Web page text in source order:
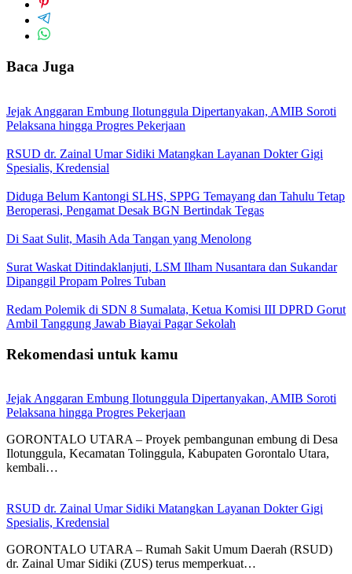
Baca Juga
Jejak Anggaran Embung Ilotunggula Dipertanyakan, AMIB Soroti
Pelaksana hingga Progres Pekerjaan
RSUD dr. Zainal Umar Sidiki Matangkan Layanan Dokter Gigi
Spesialis, Kredensial
Diduga Belum Kantongi SLHS, SPPG Temayang dan Tahulu Tetap
Beroperasi, Pengamat Desak BGN Bertindak Tegas
Di Saat Sulit, Masih Ada Tangan yang Menolong
Surat Waskat Ditindaklanjuti, LSM Ilham Nusantara dan Sukandar
Dipanggil Propam Polres Tuban
Redam Polemik di SDN 8 Sumalata, Ketua Komisi III DPRD Gorut
Ambil Tanggung Jawab Biayai Pagar Sekolah
Rekomendasi untuk kamu
Jejak Anggaran Embung Ilotunggula Dipertanyakan, AMIB Soroti
Pelaksana hingga Progres Pekerjaan
GORONTALO UTARA – Proyek pembangunan embung di Desa
Ilotunggula, Kecamatan Tolinggula, Kabupaten Gorontalo Utara,
kembali…
RSUD dr. Zainal Umar Sidiki Matangkan Layanan Dokter Gigi
Spesialis, Kredensial
GORONTALO UTARA – Rumah Sakit Umum Daerah (RSUD)
dr. Zainal Umar Sidiki (ZUS) terus memperkuat…